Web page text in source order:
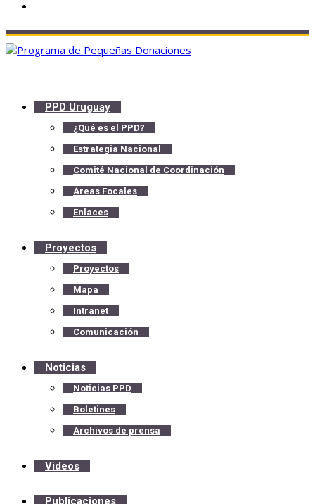
PPD Uruguay
¿Qué es el PPD?
Estrategia Nacional
Comité Nacional de Coordinación
Áreas Focales
Enlaces
Proyectos
Proyectos
Mapa
Intranet
Comunicación
Noticias
Noticias PPD
Boletines
Archivos de prensa
Videos
Publicaciones